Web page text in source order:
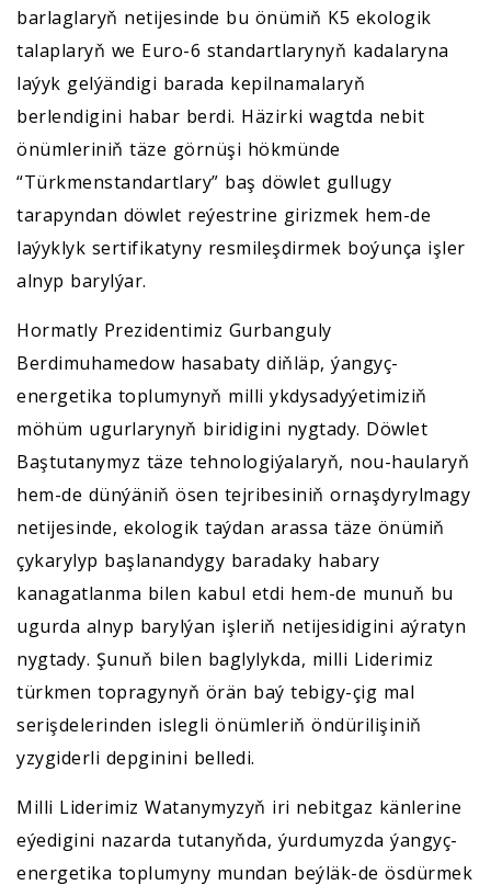
barlaglaryň netijesinde bu önümiň K5 ekologik
talaplaryň we Euro-6 standartlarynyň kadalaryna
laýyk gelýändigi barada kepilnamalaryň
berlendigini habar berdi. Häzirki wagtda nebit
önümleriniň täze görnüşi hökmünde
“Türkmenstandartlary” baş döwlet gullugy
tarapyndan döwlet reýestrine girizmek hem-de
laýyklyk sertifikatyny resmileşdirmek boýunça işler
alnyp barylýar.
Hormatly Prezidentimiz Gurbanguly
Berdimuhamedow hasabaty diňläp, ýangyç-
energetika toplumynyň milli ykdysadyýetimiziň
möhüm ugurlarynyň biridigini nygtady. Döwlet
Baştutanymyz täze tehnologiýalaryň, nou-haularyň
hem-de dünýäniň ösen tejribesiniň ornaşdyrylmagy
netijesinde, ekologik taýdan arassa täze önümiň
çykarylyp başlanandygy baradaky habary
kanagatlanma bilen kabul etdi hem-de munuň bu
ugurda alnyp barylýan işleriň netijesidigini aýratyn
nygtady. Şunuň bilen baglylykda, milli Liderimiz
türkmen topragynyň örän baý tebigy-çig mal
serişdelerinden islegli önümleriň öndürilişiniň
yzygiderli depginini belledi.
Milli Liderimiz Watanymyzyň iri nebitgaz känlerine
eýedigini nazarda tutanyňda, ýurdumyzda ýangyç-
energetika toplumyny mundan beýläk-de ösdürmek